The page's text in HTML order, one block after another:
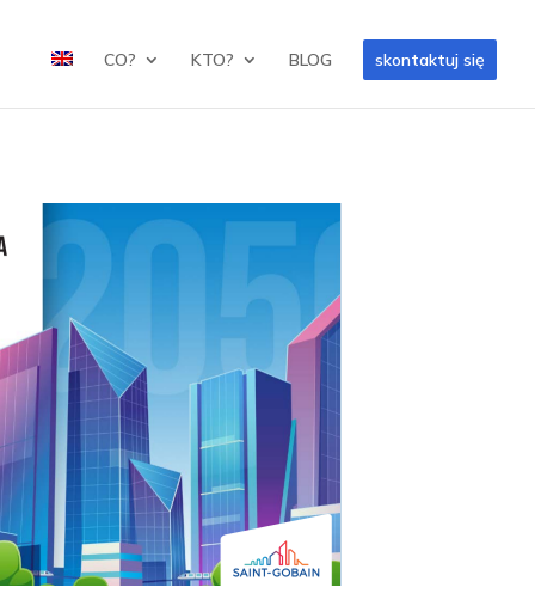
CO? KTO? BLOG skontaktuj się